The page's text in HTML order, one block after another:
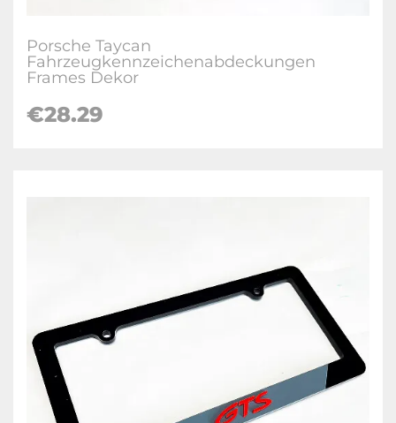
Porsche Taycan
Fahrzeugkennzeichenabdeckungen
Frames Dekor
€28.29